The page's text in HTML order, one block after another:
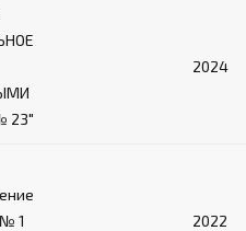
23"
2024
1
2022